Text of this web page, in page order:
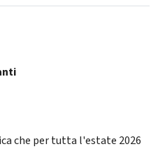
che per tutta l'estate 2026